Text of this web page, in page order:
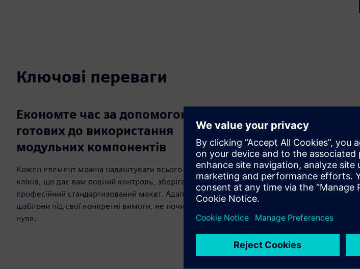
Ключові переваги
Економте час за допомогою
готових до використання
модульних компонентів
Кожен елемент можна налаштувати всього за кілька
кліків, що дає вам повний контроль, зберігаючи
професійний стандартизований макет. Адаптуйте
шаблони під свої конкретні вимоги, не починаючи з
нуля.
розробки HMI
Отримайте доступ до десятків
можете швидко об'єднати, щоб
зручну та привабливу
конструкція компонентів та
дозволяють швидко та легко